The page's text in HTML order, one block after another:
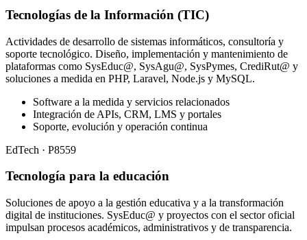
Tecnologías de la Información (TIC)
Actividades de desarrollo de sistemas informáticos, consultoría y
soporte tecnológico. Diseño, implementación y mantenimiento de
plataformas como SysEduc@, SysAgu@, SysPymes, CrediRut@ y
soluciones a medida en PHP, Laravel, Node.js y MySQL.
Software a la medida y servicios relacionados
Integración de APIs, CRM, LMS y portales
Soporte, evolución y operación continua
EdTech · P8559
Tecnología para la educación
Soluciones de apoyo a la gestión educativa y a la transformación
digital de instituciones. SysEduc@ y proyectos con el sector oficial
impulsan procesos académicos, administrativos y de transparencia.